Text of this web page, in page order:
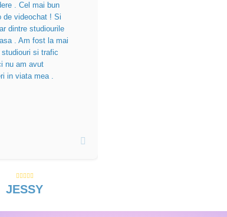
. Cel mai bun
de videochat ! Si
dintre studiourile
. Am fost la mai
si trafic
nu am avut
in viata mea .
JESSY